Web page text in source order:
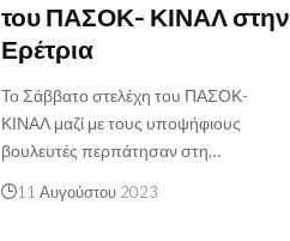
του ΠΑΣΟΚ- ΚΙΝΑΛ στην
Ερέτρια
Το Σάββατο στελέχη του ΠΑΣΟΚ-
ΚΙΝΑΛ μαζί με τους υποψήφιους
βουλευτές περπάτησαν στη…
11 Αυγούστου 2023